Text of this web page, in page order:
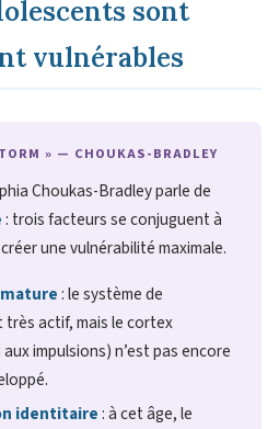
sont
vulnérables
» — CHOUKAS-BRADLEY
Choukas-Bradley parle de
: trois facteurs se conjuguent à
une vulnérabilité maximale.
: le système de
très actif, mais le cortex
impulsions) n’est pas encore
identitaire : à cet âge, le